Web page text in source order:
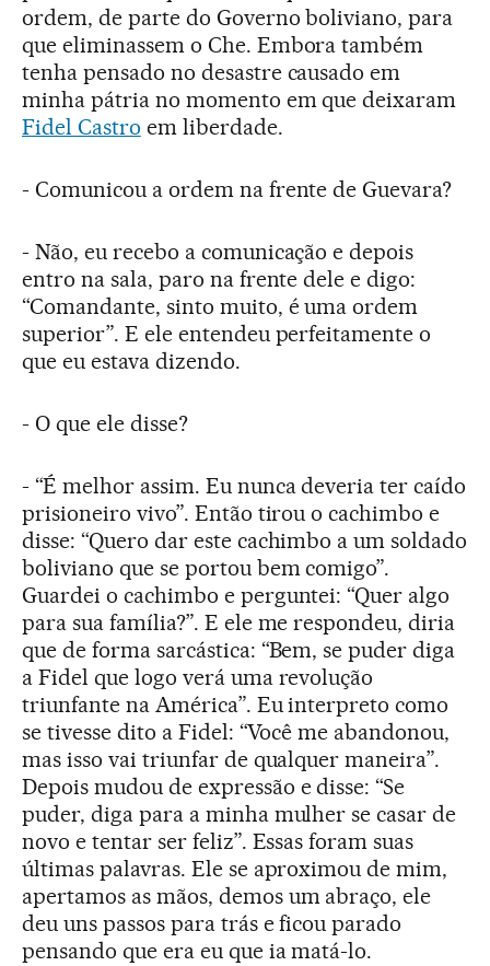
ordem, de parte do Governo boliviano, para
que eliminassem o Che. Embora também
tenha pensado no desastre causado em
minha pátria no momento em que deixaram
Fidel Castro em liberdade.
- Comunicou a ordem na frente de Guevara?
- Não, eu recebo a comunicação e depois
entro na sala, paro na frente dele e digo:
“Comandante, sinto muito, é uma ordem
superior”. E ele entendeu perfeitamente o
que eu estava dizendo.
- O que ele disse?
- “É melhor assim. Eu nunca deveria ter caído
prisioneiro vivo”. Então tirou o cachimbo e
disse: “Quero dar este cachimbo a um soldado
boliviano que se portou bem comigo”.
Guardei o cachimbo e perguntei: “Quer algo
para sua família?”. E ele me respondeu, diria
que de forma sarcástica: “Bem, se puder diga
a Fidel que logo verá uma revolução
triunfante na América”. Eu interpreto como
se tivesse dito a Fidel: “Você me abandonou,
mas isso vai triunfar de qualquer maneira”.
Depois mudou de expressão e disse: “Se
puder, diga para a minha mulher se casar de
novo e tentar ser feliz”. Essas foram suas
últimas palavras. Ele se aproximou de mim,
apertamos as mãos, demos um abraço, ele
deu uns passos para trás e ficou parado
pensando que era eu que ia matá-lo.